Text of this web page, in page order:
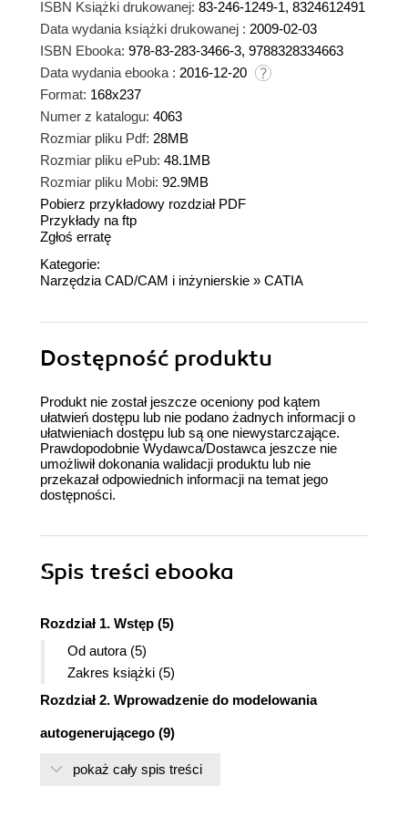
ISBN Książki drukowanej: 83-246-1249-1, 8324612491
Data wydania książki drukowanej : 2009-02-03
ISBN Ebooka: 978-83-283-3466-3, 9788328334663
Data wydania ebooka : 2016-12-20
Format: 168x237
Numer z katalogu: 4063
Rozmiar pliku Pdf: 28MB
Rozmiar pliku ePub: 48.1MB
Rozmiar pliku Mobi: 92.9MB
Pobierz przykładowy rozdział PDF
Przykłady na ftp
Zgłoś erratę
Kategorie:
Narzędzia CAD/CAM i inżynierskie » CATIA
Dostępność produktu
Produkt nie został jeszcze oceniony pod kątem
ułatwień dostępu lub nie podano żadnych informacji o
ułatwieniach dostępu lub są one niewystarczające.
Prawdopodobnie Wydawca/Dostawca jeszcze nie
umożliwił dokonania walidacji produktu lub nie
przekazał odpowiednich informacji na temat jego
dostępności.
Spis treści ebooka
Rozdział 1. Wstęp (5)
Od autora (5)
Zakres książki (5)
Rozdział 2. Wprowadzenie do modelowania
autogenerującego (9)
Model autogenerujący (13)
Składniki procesu implementacji modelu
pokaż cały spis treści